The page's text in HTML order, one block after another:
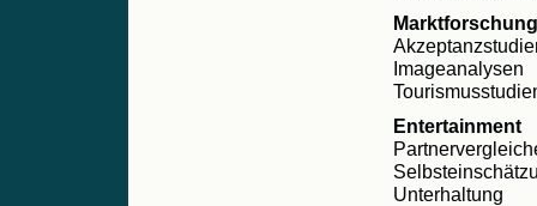
Marktforschung
Imageanalysen
Entertainment
Unterhaltung